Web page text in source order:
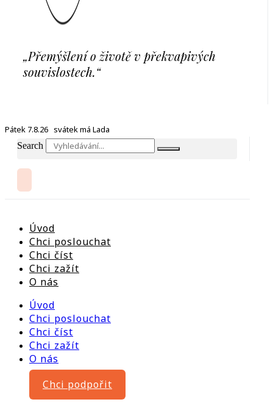
„Přemýšlení o životě v překvapivých
souvislostech.“
Pátek 7.8.26 svátek má Lada
Search
Úvod
Chci poslouchat
Chci číst
Chci zažít
O nás
Úvod
Chci poslouchat
Chci číst
Chci zažít
O nás
Chci podpořit